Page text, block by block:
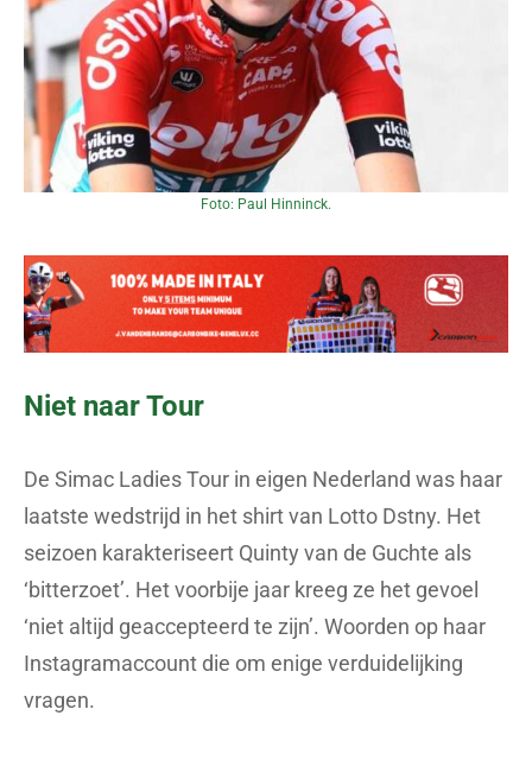
Foto: Paul Hinninck.
Niet naar Tour
De Simac Ladies Tour in eigen Nederland was haar
laatste wedstrijd in het shirt van Lotto Dstny. Het
seizoen karakteriseert Quinty van de Guchte als
‘bitterzoet’. Het voorbije jaar kreeg ze het gevoel
‘niet altijd geaccepteerd te zijn’. Woorden op haar
Instagramaccount die om enige verduidelijking
vragen.